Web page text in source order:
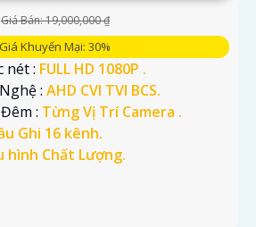
Giá Bán: 19,000,000 ₫
Giá Khuyến Mại: 30%
nét : FULL HD 1080P .
: AHD CVI TVI BCS.
: Từng Vị Trí Camera .
Ghi 16 kênh.
hình Chất Lượng.